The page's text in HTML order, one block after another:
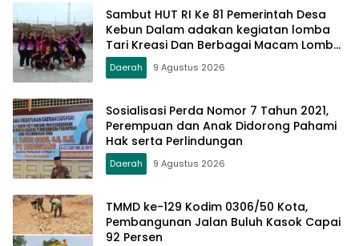
Sambut HUT RI Ke 81 Pemerintah Desa
Kebun Dalam adakan kegiatan lomba
Tari Kreasi Dan Berbagai Macam Lomba
Lainnya
Daerah 9 Agustus 2026
Sosialisasi Perda Nomor 7 Tahun 2021,
Perempuan dan Anak Didorong Pahami
Hak serta Perlindungan
Daerah 9 Agustus 2026
TMMD ke-129 Kodim 0306/50 Kota,
Pembangunan Jalan Buluh Kasok Capai
92 Persen